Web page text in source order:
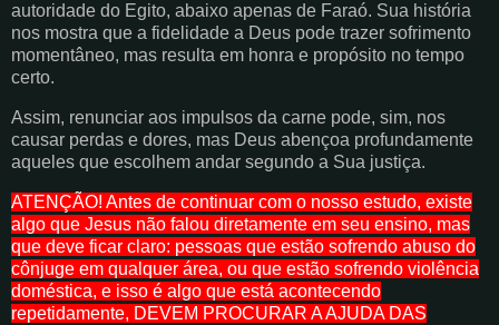
autoridade do Egito, abaixo apenas de Faraó. Sua história
nos mostra que a fidelidade a Deus pode trazer sofrimento
momentâneo, mas resulta em honra e propósito no tempo
certo.
Assim, renunciar aos impulsos da carne pode, sim, nos
causar perdas e dores, mas Deus abençoa profundamente
aqueles que escolhem andar segundo a Sua justiça.
ATENÇÃO! Antes de continuar com o nosso estudo, existe
algo que Jesus não falou diretamente em seu ensino, mas
que deve ficar claro: pessoas que estão sofrendo abuso do
cônjuge em qualquer área, ou que estão sofrendo violência
doméstica, e isso é algo que está acontecendo
repetidamente, DEVEM PROCURAR A AJUDA DAS